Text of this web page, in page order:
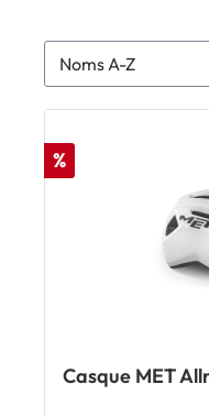
%
Casque MET